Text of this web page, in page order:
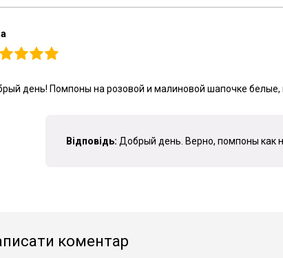
день! Помпоны на розовой и малиновой шапочке белые,
Відповідь: Добрый день. Верно, помпоны как
коментар